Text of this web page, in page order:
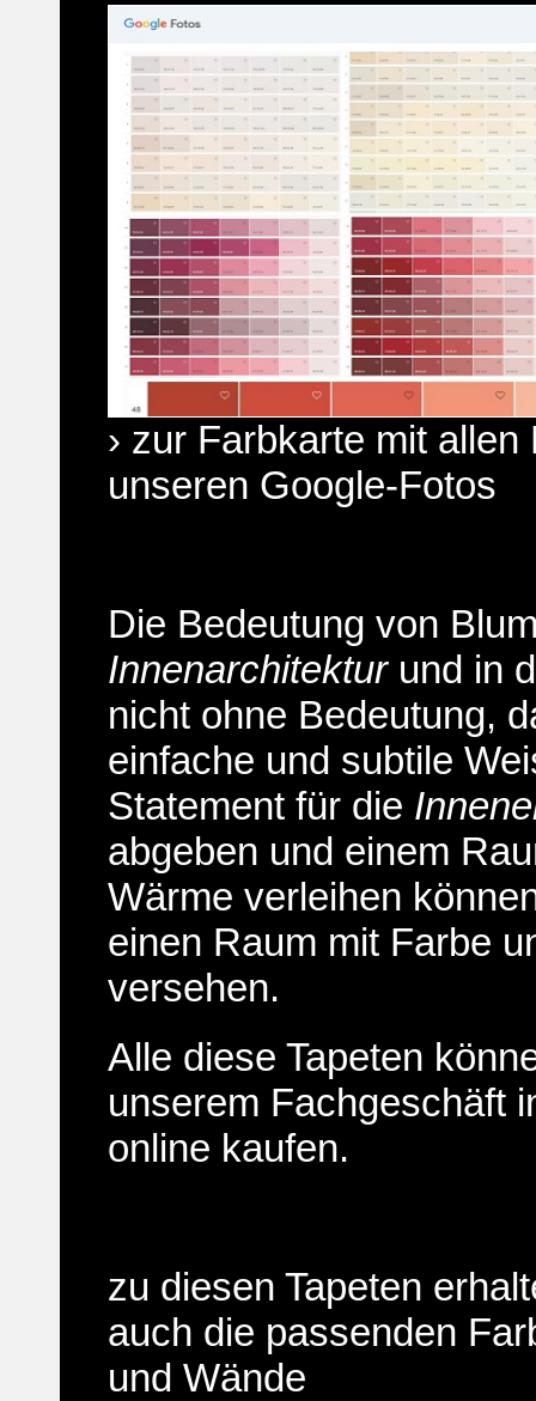
› zur Farbkarte mit allen
unseren Google-Fotos
Die Bedeutung von
Innenarchitekturund in
nicht ohne Bedeutung,
einfache und subtile
Statement für die
abgeben und einem
Wärme verleihen
einen Raum mit Farbe
versehen.
Alle diese Tapeten
unserem Fachgeschäft
online kaufen.
zu diesen Tapeten
auch die passenden
und Wände